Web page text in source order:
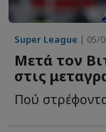
Super League | 05/
Μετά τον
στις
Πού